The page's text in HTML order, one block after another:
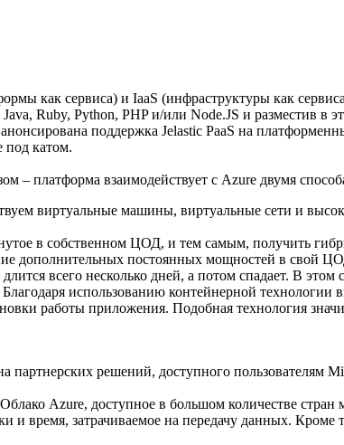
как сервиса) и IaaS (инфраструктуры как
Ruby, Python, PHP и/или Node.JS и разместив в
поддержка Jelastic PaaS на
под катом.
– платформа взаимодействует с Azure двумя
виртуальные машины, виртуальные сети и
в собственном ЦОД, и тем самым, получить
дополнительных постоянных мощностей в свой
всего несколько дней, а потом спадает. В
использованию контейнерной технологии
работы приложения. Подобная технология
решений, доступного пользователям
Azure, доступное в большом количестве стран
время, затрачиваемое на передачу данных. Кроме